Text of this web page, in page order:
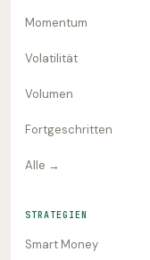
Momentum
Volatilität
Volumen
Fortgeschritten
Alle →
STRATEGIEN
Smart Money